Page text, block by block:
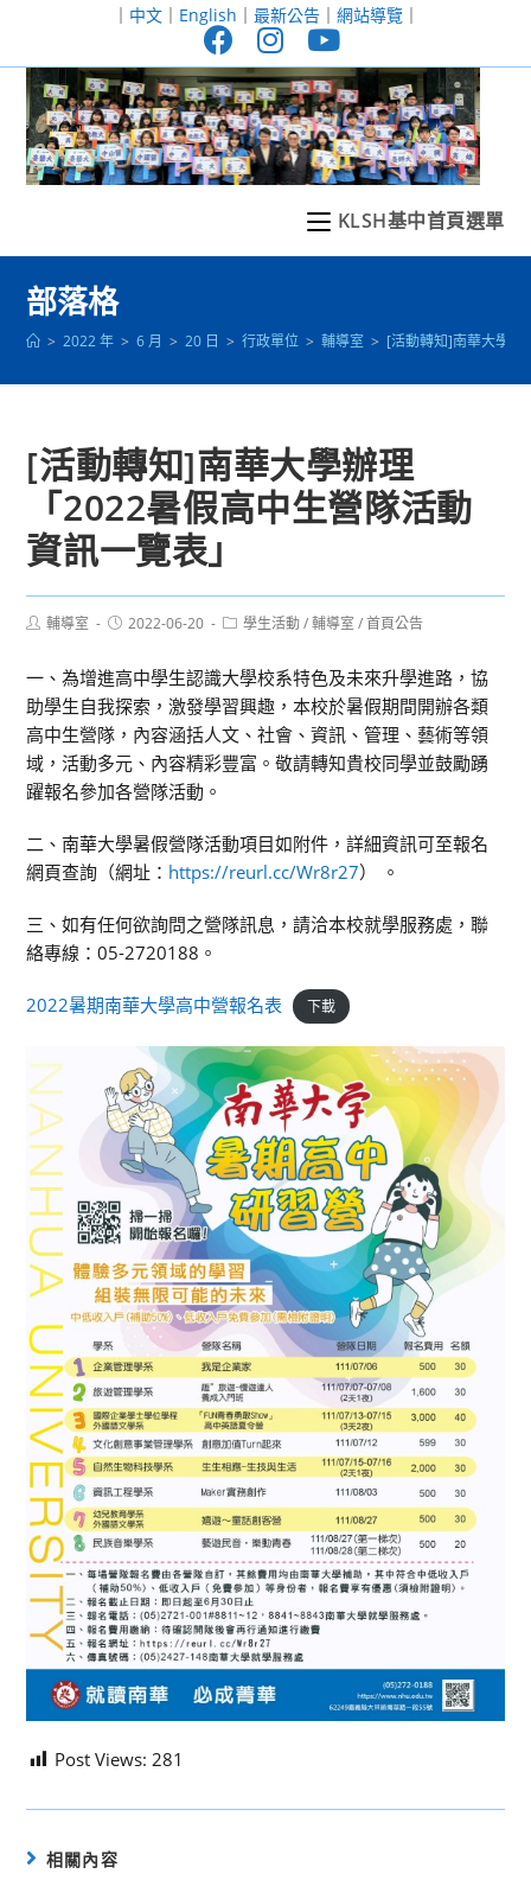
至
｜ 中文｜ English ｜ 最新公告｜ 網站導覽｜
KLSH基中首頁選單
部落格
> 2022 年 > 6 月 > 20 日 > 行政單位 > 輔導室 > [活動轉知]南華大學辦
[活動轉知]南華大學辦理
「2022暑假高中生營隊活動
資訊一覽表」
Post輔導室
Post2022-06-20
Post學生活動 / 輔導室 / 首頁公告
一、為增進高中學生認識大學校系特色及未來升學進路，協
助學生自我探索，激發學習興趣，本校於暑假期間開辦各類
高中生營隊，內容涵括人文、社會、資訊、管理、藝術等領
域，活動多元、內容精彩豐富。敬請轉知貴校同學並鼓勵踴
躍報名參加各營隊活動。
二、南華大學暑假營隊活動項目如附件，詳細資訊可至報名
網頁查詢（網址： https://reurl.cc/Wr8r27） 。
三、如有任何欲詢問之營隊訊息，請洽本校就學服務處，聯
絡專線：05-2720188。
2022暑期南華大學高中營報名表 下載
Post Views: 281
相關內容